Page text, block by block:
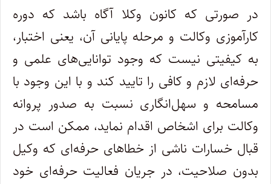
در صورتی که کانون وکلا آگاه باشد که دوره
کارآموزی وکالت و مرحله پایانی آن، یعنی اختبار،
به کیفیتی نیست که وجود توانایی‌های علمی و
حرفه‌ای لازم و کافی را تایید کند و با این وجود با
مسامحه و سهل‌انگاری نسبت به صدور پروانه
وکالت برای اشخاص اقدام نماید، ممکن است در
قبال خسارات ناشی از خطا‌های حرفه‌ای که وکیل
بدون صلاحیت، در جریان فعالیت حرفه‌ای خود